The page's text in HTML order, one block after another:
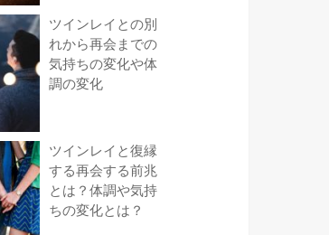
ツインレイとの別
れから再会までの
気持ちの変化や体
調の変化
ツインレイと復縁
する再会する前兆
とは？体調や気持
ちの変化とは？